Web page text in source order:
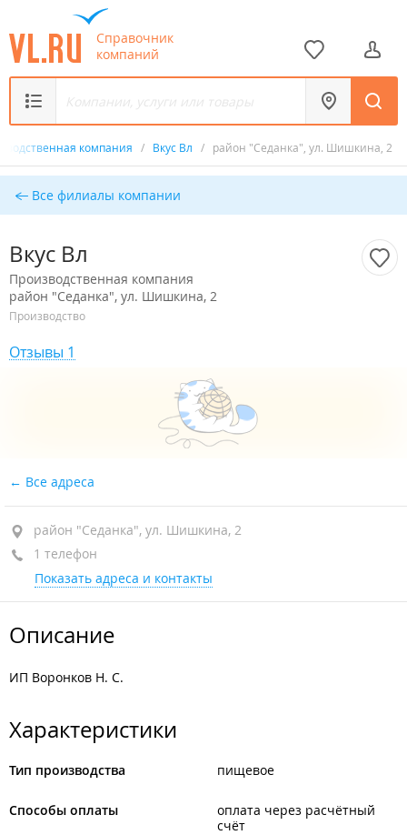
Справочник
компаний
компания / Вкус Вл / район "Седанка", ул. Шишкина, 2
Все филиалы компании
Вкус Вл
Производственная компания
район "Седанка", ул. Шишкина, 2
Производство
Отзывы 1
Все адреса
район "Седанка", ул. Шишкина, 2
1 телефон
Показать адреса и контакты
Описание
ИП Воронков Н. С.
Характеристики
Тип производства пищевое
Способы оплаты
оплата через расчётный
счёт